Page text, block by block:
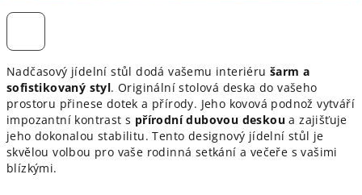
Nadčasový jídelní stůl dodá vašemu interiéru šarm a
sofistikovaný styl. Originální stolová deska do vašeho
prostoru přinese dotek a přírody. Jeho kovová podnož vytváří
impozantní kontrast s přírodní dubovou deskou a zajišťuje
jeho dokonalou stabilitu. Tento designový jídelní stůl je
skvělou volbou pro vaše rodinná setkání a večeře s vašimi
blízkými.